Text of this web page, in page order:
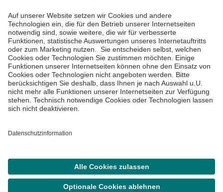
Impressum
Datenschutzinformationen
Barrierefreiheit
©Asklepios Kliniken GmbH & Co. KGaA 2026